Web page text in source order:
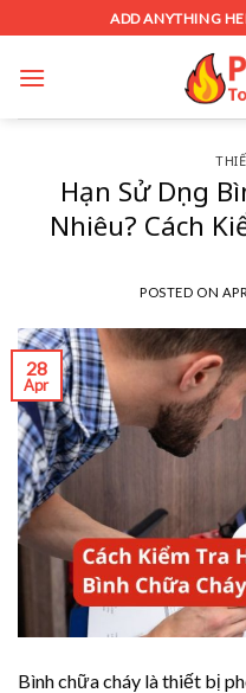
to
content
ADD ANYTHING
Hạn Sử Dụng
Nhiêu? Cách
POSTED ON
28
Apr
Bình chữa cháy là thiết bị